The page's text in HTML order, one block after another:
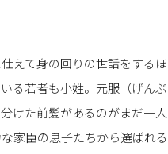
えて身の回りの世話をする
る若者も小姓。元服（げん
けた前髪があるのがまだ一
家臣の息子たちから選ばれ